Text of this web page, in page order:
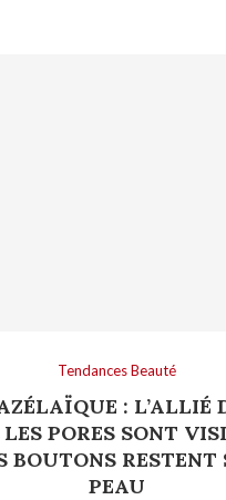
Tendances Beauté
: L’ALLIÉ
PORES SONT
BOUTONS RESTENT
PEAU